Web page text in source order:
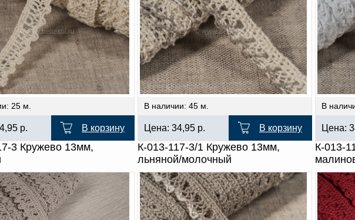
25 м.
р. В корзину
В наличии: 45 м.
Цена: 34,95 р. В корзину
В
Цена:
3 Кружево 13мм,
К-013-117-3/1 Кружево 13мм,
льняной/молочный
К-013-